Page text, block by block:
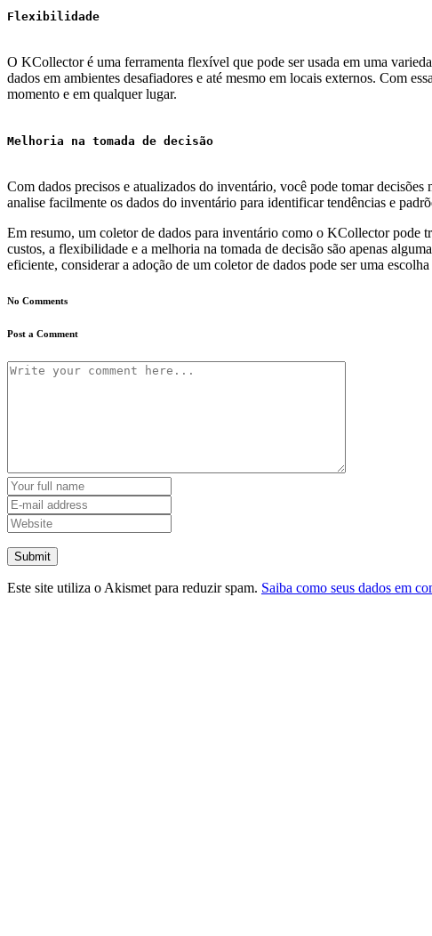
Flexibilidade
O KCollector é uma ferramenta flexível que pode ser usada em uma
dados em ambientes desafiadores e até mesmo em locais externos. Com
momento e em qualquer lugar.
Melhoria na tomada de decisão
Com dados precisos e atualizados do inventário, você pode tomar
analise facilmente os dados do inventário para identificar tendências e
Em resumo, um coletor de dados para inventário como o KCollector pode
custos, a flexibilidade e a melhoria na tomada de decisão são apenas
eficiente, considerar a adoção de um coletor de dados pode ser uma
No Comments
Post a Comment
Submit
Este site utiliza o Akismet para reduzir spam. Saiba como seus dados em